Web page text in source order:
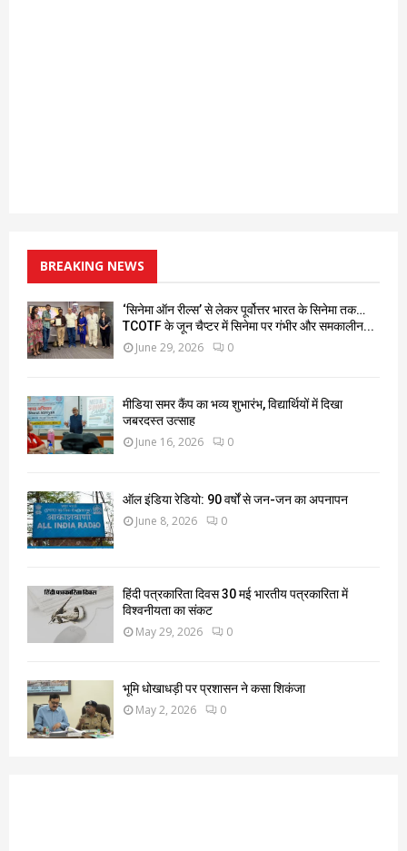
BREAKING NEWS
‘सिनेमा ऑन रील्स’ से लेकर पूर्वोत्तर भारत के सिनेमा तक…
TCOTF के जून चैप्टर में सिनेमा पर गंभीर और समकालीन...
June 29, 2026 0
मीडिया समर कैंप का भव्य शुभारंभ, विद्यार्थियों में दिखा
जबरदस्त उत्साह
June 16, 2026 0
ऑल इंडिया रेडियो: 90 वर्षों से जन-जन का अपनापन
June 8, 2026 0
हिंदी पत्रकारिता दिवस 30 मई भारतीय पत्रकारिता में
विश्वनीयता का संकट
May 29, 2026 0
भूमि धोखाधड़ी पर प्रशासन ने कसा शिकंजा
May 2, 2026 0